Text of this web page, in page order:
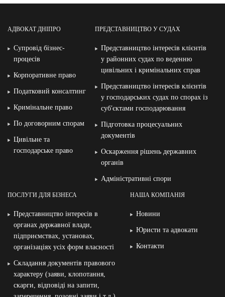
АДВОКАТ ДНІПРО
Супровід бізнес-
процесів
Корпоративне право
Податковий консалтинг
Кримінальне право
По договорним спорам
Цивільне та
господарське право
ПРЕДСТАВНИЦТВО У СУДАХ
Представництво інтересів клієнтів
у районних судах по веденню
цивільних і кримінальних справ
Представництво інтересів клієнтів
у господарських судах по спорах із
суб′єктами господарювання
Підготовка процесуальних
документів
Оскарження рішень державних
органів
Адміністративні спори
ПОСЛУГИ ДЛЯ БІЗНЕСА
Представництво інтересів в
органах державної влади,
підприємствах, установах,
організаціях усіх форм власності
Складання документів правового
характеру (заяви, клопотання,
скарги, відповіді на запити,
НАША КОМПАНІЯ
Новини
Юристи та адвокати
Контакти